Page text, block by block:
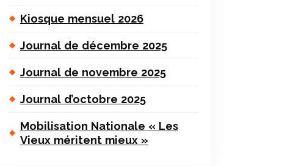
Kiosque mensuel 2026
Journal de décembre 2025
Journal de novembre 2025
Journal d’octobre 2025
Mobilisation Nationale « Les
Vieux méritent mieux »